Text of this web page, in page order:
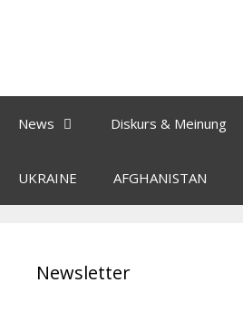
News Diskurs & Meinung
UKRAINE AFGHANISTAN
Newsletter